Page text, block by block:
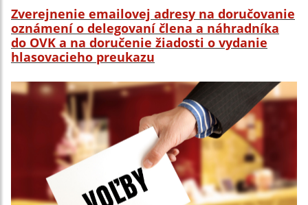
Zverejnenie emailovej adresy na doručovanie
oznámení o delegovaní člena a náhradníka
do OVK a na doručenie žiadosti o vydanie
hlasovacieho preukazu